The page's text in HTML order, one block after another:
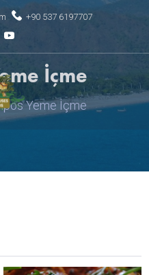
+90 537 6197707
İçme
Yeme İçme